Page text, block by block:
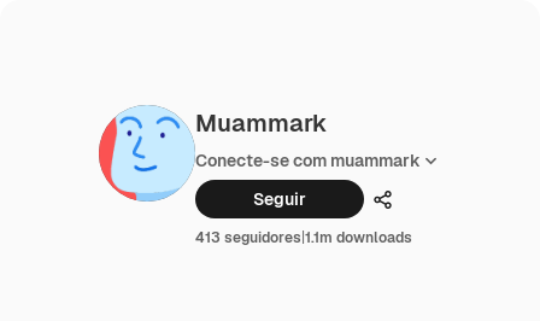
Muammark
Conecte-se com muammark
Seguir
Compartilhar
413 seguidores|1.1m downloads